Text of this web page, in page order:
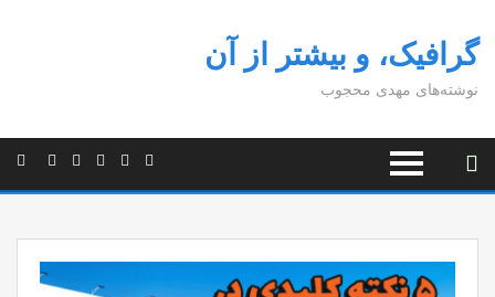
گرافیک، و بیشتر از آن
نوشته‌های مهدی محجوب